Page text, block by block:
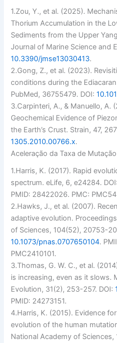
1.Zou, Y., et al. (2025).
Thorium Accumulation in the
Sediments from the Upper
Journal of Marine Science and
10.3390/jmse13030413.
2.Gong, Z., et al. (2023).
conditions during the
PubMed, 36755479. DOI:
3.Carpinteri, A., & Manuello, A.
Geochemical Evidence of
the Earth’s Crust. Strain, 47,
1305.2010.00766.x.
Aceleração da Taxa de
1.Harris, K. (2017). Rapid
spectrum.eLife, 6, e24284.
PMID: 28422026. PMC:
2.Hawks, J., et al. (2007).
adaptive evolution.
of Sciences, 104(52), 20753-
10.1073/pnas.0707650104.
PMC2410101.
3.Thomas, G. W. C., et al.
is increasing, even as it slows.
Evolution, 31(2), 253-257. DOI:
PMID: 24273151.
4.Harris, K. (2015). Evidence
evolution of the human
National Academy of Sciences,